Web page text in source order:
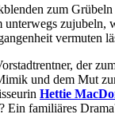
zum
vermuten
der
und dem Mut
Hettie
familiäres